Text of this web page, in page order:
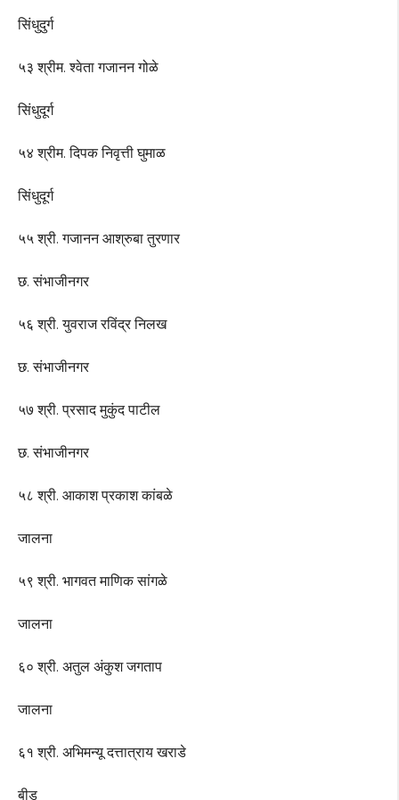
सिंधुदुर्ग
५३ श्रीम. श्वेता गजानन गोळे
सिंधुदूर्ग
५४ श्रीम. दिपक निवृत्ती घुमाळ
सिंधुदूर्ग
५५ श्री. गजानन आश्रुबा तुरणार
छ. संभाजीनगर
५६ श्री. युवराज रविंद्र निलख
छ. संभाजीनगर
५७ श्री. प्रसाद मुकुंद पाटील
छ. संभाजीनगर
५८ श्री. आकाश प्रकाश कांबळे
जालना
५९ श्री. भागवत माणिक सांगळे
जालना
६० श्री. अतुल अंकुश जगताप
जालना
६१ श्री. अभिमन्यू दत्तात्राय खराडे
बीड